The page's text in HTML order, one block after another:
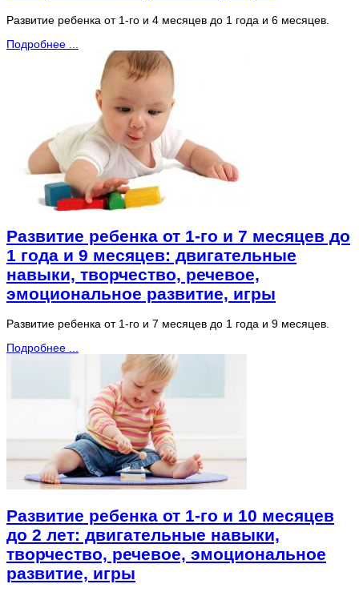
Развитие ребенка от 1-го и 4 месяцев до 1 года и 6 месяцев.
Подробнее ...
Развитие ребенка от 1-го и 7 месяцев до
1 года и 9 месяцев: двигательные
навыки, творчество, речевое,
эмоциональное развитие, игры
Развитие ребенка от 1-го и 7 месяцев до 1 года и 9 месяцев.
Подробнее ...
Развитие ребенка от 1-го и 10 месяцев
до 2 лет: двигательные навыки,
творчество, речевое, эмоциональное
развитие, игры